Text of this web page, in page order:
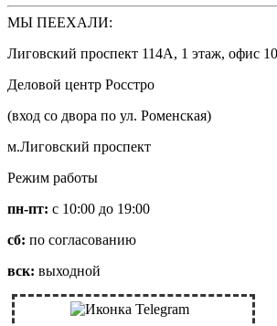
МЫ ПЕЕХАЛИ:
Лиговский проспект 114А, 1 этаж, офис
Деловой центр Росстро
(вход со двора по ул. Роменская)
м.Лиговский проспект
Режим работы
пн-пт: с 10:00 до 19:00
сб: по согласованию
вск: выходной